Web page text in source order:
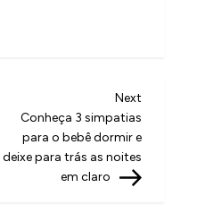
Next
Post
Next
Conheça 3 simpatias
para o bebê dormir e
deixe para trás as noites
em claro